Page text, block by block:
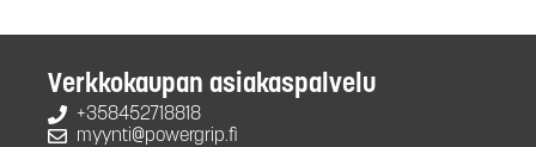
Verkkokaupan asiakaspalvelu
+358452718818
myynti@powergrip.fi